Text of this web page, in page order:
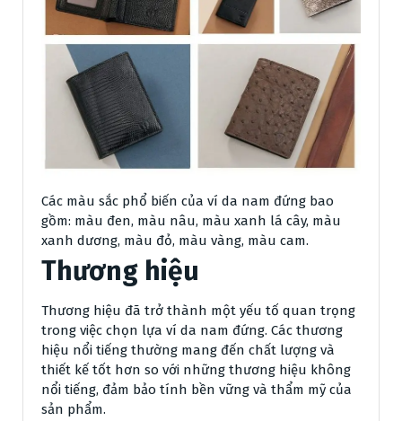
Các màu sắc phổ biến của ví da nam đứng bao
gồm: màu đen, màu nâu, màu xanh lá cây, màu
xanh dương, màu đỏ, màu vàng, màu cam.
Thương hiệu
Thương hiệu đã trở thành một yếu tố quan trọng
trong việc chọn lựa ví da nam đứng. Các thương
hiệu nổi tiếng thường mang đến chất lượng và
thiết kế tốt hơn so với những thương hiệu không
nổi tiếng, đảm bảo tính bền vững và thẩm mỹ của
sản phẩm.